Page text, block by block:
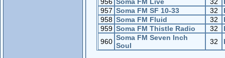
957 Soma FM SF 10-33 32
958 Soma FM Fluid 32
959 Soma FM Thistle Radio 32
960 Soma FM Seven Inch
Soul
32